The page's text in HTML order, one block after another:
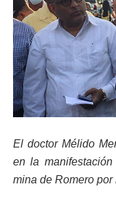
El doctor Mélido
en la
mina de Romero por